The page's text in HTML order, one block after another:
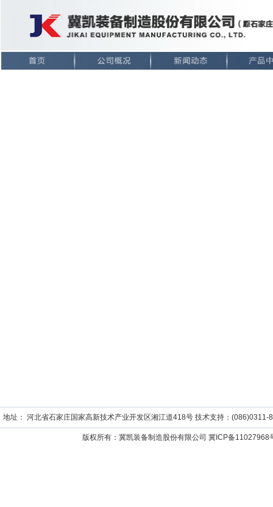
地址： 河北省石家庄国家高新技术产业开发区湘江道418号 技术支持：
版权所有：冀凯装备制造股份有限公司 冀ICP备11027968